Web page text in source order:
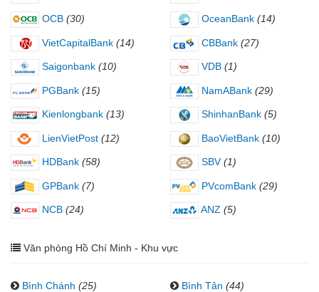
OCB (30) OceanBank (14)
VietCapitalBank (14) CBBank (27)
Saigonbank (10) VDB (1)
PGBank (15) NamABank (29)
Kienlongbank (13) ShinhanBank (5)
LienVietPost (12) BaoVietBank (10)
HDBank (58) SBV (1)
GPBank (7) PVcomBank (29)
NCB (24) ANZ (5)
Văn phòng Hồ Chí Minh - Khu vực
Bình Chánh (25) Bình Tân (44)